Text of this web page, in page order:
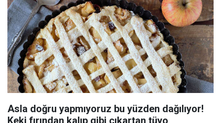
Asla doğru yapmıyoruz bu yüzden dağılıyor!
Keki fırından kalıp gibi çıkartan tüyo